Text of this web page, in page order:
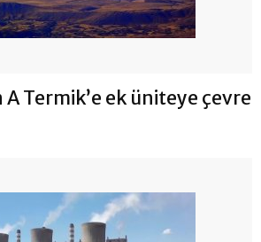
Termik’e ek üniteye çevre